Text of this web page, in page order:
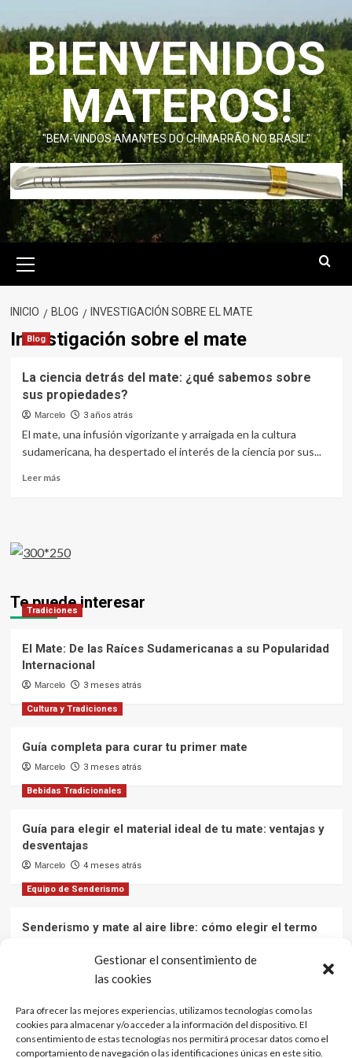
Gestionar el consentimiento de
las cookies
Para ofrecer las mejores experiencias, utilizamos tecnologías como las
cookies para almacenar y/o acceder a la información del dispositivo. El
consentimiento de estas tecnologías nos permitirá procesar datos como el
comportamiento de navegación o las identificaciones únicas en este sitio.
al
contenidoBIENVENIDOS
MATEROS!
"BEM-VINDOS AMANTES DO CHIMARRÃO NO BRASIL"
primario
INICIO BLOG INVESTIGACIÓN SOBRE EL MATE
Investigación sobre el mate
Blog
La ciencia detrás del mate: ¿qué sabemos sobre
sus propiedades?
Marcelo 3 años atrás
El mate, una infusión vigorizante y arraigada en la cultura
sudamericana, ha despertado el interés de la ciencia por sus...
Leer másLeer
detrás
¿qué
sabemos
propiedades?
Te puede interesar
Tradiciones
El Mate: De las Raíces Sudamericanas a su Popularidad
Internacional
Marcelo 3 meses atrás
Cultura y Tradiciones
Guía completa para curar tu primer mate
Marcelo 3 meses atrás
Bebidas Tradicionales
Guía para elegir el material ideal de tu mate: ventajas y
desventajas
Marcelo 4 meses atrás
Equipo de Senderismo
Senderismo y mate al aire libre: cómo elegir el termo
12 meses atrás
El mate: una bebida que une culturas
Marcelo 1 año atrás